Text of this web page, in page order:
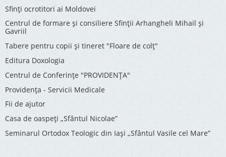
Sfinți ocrotitori ai Moldovei
Centrul de formare și consiliere Sfinții Arhangheli Mihail și
Gavriil
Tabere pentru copii şi tineret "Floare de colţ"
Editura Doxologia
Centrul de Conferinţe "PROVIDENŢA"
Providenţa - Servicii Medicale
Fii de ajutor
Casa de oaspeți „Sfântul Nicolae”
Seminarul Ortodox Teologic din Iași „Sfântul Vasile cel Mare”